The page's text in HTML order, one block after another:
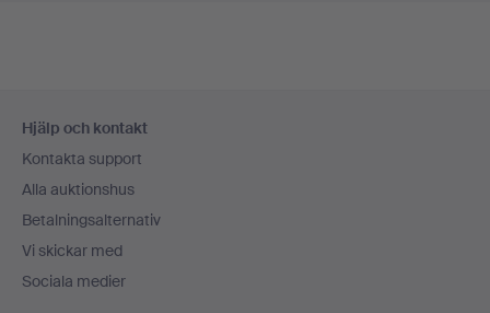
Hjälp och kontakt
Kontakta support
Alla auktionshus
Betalningsalternativ
Vi skickar med
Sociala medier